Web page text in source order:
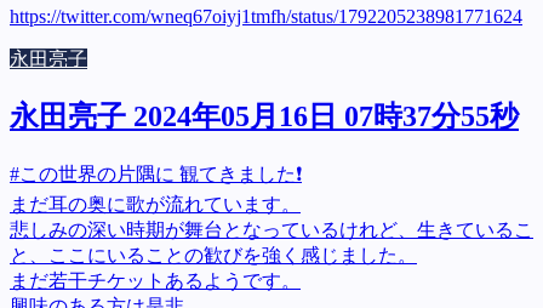
https://twitter.com/wneq67oiyj1tmfh/status/1792205238981771624
永田亮子
永田亮子 2024年05月16日 07時37分55秒
#この世界の片隅に 観てきました❗
まだ耳の奥に歌が流れています。
悲しみの深い時期が舞台となっているけれど、生きているこ
と、ここにいることの歓びを強く感じました。
まだ若干チケットあるようです。